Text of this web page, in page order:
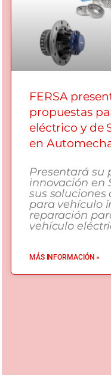
FERSA
propuestas
eléctrico y de
en
Presentará su
innovación en
sus
para vehículo
reparación
vehículo
MÁS INFORMACIÓN »